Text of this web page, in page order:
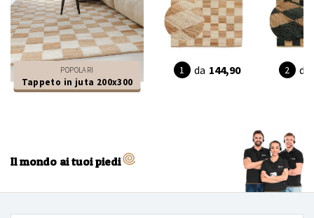
POPOLARI
Tappeto in juta 200x300
da 144,90 da
Il mondo ai tuoi piedi